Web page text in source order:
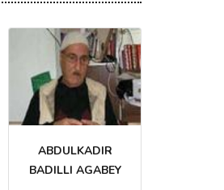
ABDULKADIR
BADILLI AGABEY